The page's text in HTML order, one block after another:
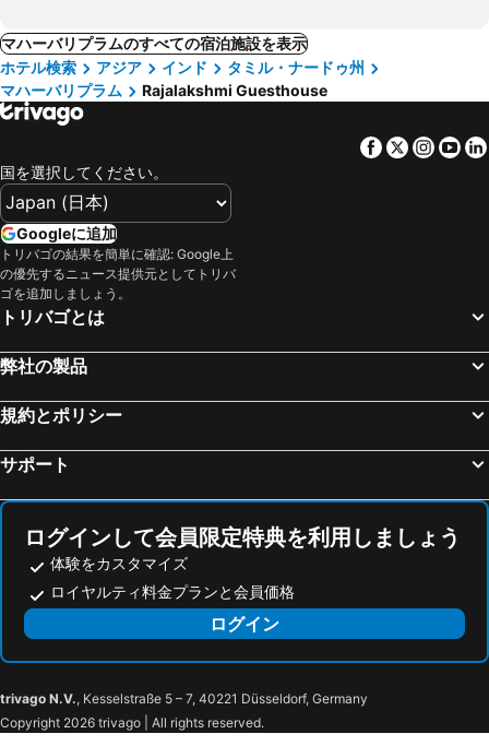
マハーバリプラムのすべての宿泊施設を表示
ホテル検索
アジア インド
タミル・ナードゥ州
マハーバリプラム
Rajalakshmi Guesthouse
Facebook
Twitter
国を選択してください。
Googleに追加
トリバゴの結果を簡単に確認: Google上
の優先するニュース提供元としてトリバ
ゴを追加しましょう。
トリバゴとは
弊社の製品
規約とポリシー
サポート
ログインして会員限定特典を利用しましょう
体験をカスタマイズ
ロイヤルティ料金プランと会員価格
ログイン
trivago N.V., Kesselstraße 5 – 7, 40221 Düsseldorf, Germany
Copyright 2026 trivago | All rights reserved.